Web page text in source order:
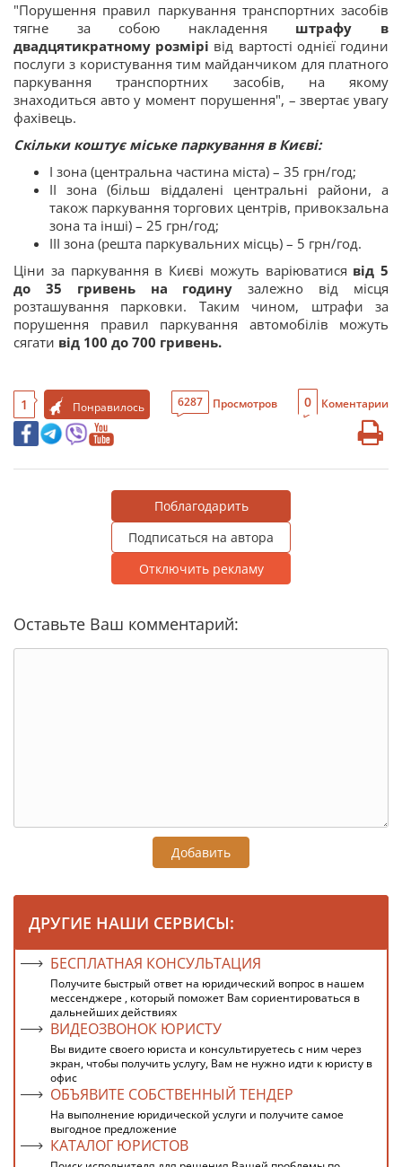
"Порушення правил паркування транспортних засобів
тягне за собою накладення штрафу в
двадцятикратному розмірі від вартості однієї години
послуги з користування тим майданчиком для платного
паркування транспортних засобів, на якому
знаходиться авто у момент порушення", – звертає увагу
фахівець.
Скільки коштує міське паркування в Києві:
I зона (центральна частина міста) – 35 грн/год;
II зона (більш віддалені центральні райони, а
також паркування торгових центрів, привокзальна
зона та інші) – 25 грн/год;
III зона (решта паркувальних місць) – 5 грн/год.
Ціни за паркування в Києві можуть варіюватися від 5
до 35 гривень на годину залежно від місця
розташування парковки. Таким чином, штрафи за
порушення правил паркування автомобілів можуть
сягати від 100 до 700 гривень.
1 Понравилось 6287 Просмотров 0 Коментарии
Поблагодарить
Подписаться на автора
Отключить рекламу
Оставьте Ваш комментарий:
Добавить
ДРУГИЕ НАШИ СЕРВИСЫ:
БЕСПЛАТНАЯ КОНСУЛЬТАЦИЯ
Получите быстрый ответ на юридический вопрос в нашем
мессенджере , который поможет Вам сориентироваться в
дальнейших действиях
ВИДЕОЗВОНОК ЮРИСТУ
Вы видите своего юриста и консультируетесь с ним через
экран, чтобы получить услугу, Вам не нужно идти к юристу в
офис
ОБЪЯВИТЕ СОБСТВЕННЫЙ ТЕНДЕР
На выполнение юридической услуги и получите самое
выгодное предложение
КАТАЛОГ ЮРИСТОВ